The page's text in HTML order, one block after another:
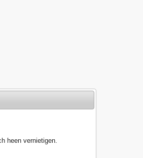
heen vernietigen.